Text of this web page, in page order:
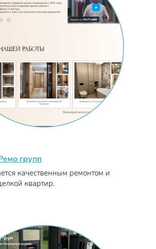
групп
качественным ремонтом и
квартир.